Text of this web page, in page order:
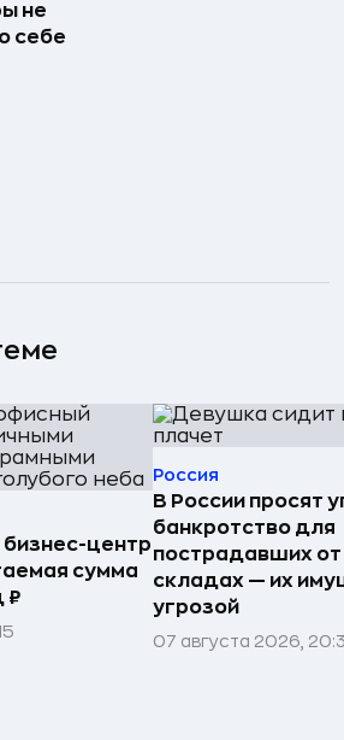
не
себе
центр
сумма
₽
Россия
В России просят
банкротство для
пострадавших
складах — их
угрозой
07 августа 2026,